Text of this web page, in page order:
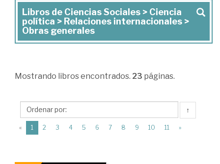
Libros
de
Ciencias
>
política
>
Relaciones
Libros de Ciencias Sociales > Ciencia
política > Relaciones internacionales >
Obras generales
Mostrando libros encontrados. 23 páginas.
↑
« 1 (current)
2 3 4 5 6 7 8 9 10 11 »